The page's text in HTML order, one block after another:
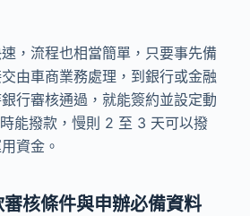
，流程也相當簡單，只要事先備
由車商業務處理，到銀行或金融
行審核通過，就能簽約並設定動
能撥款，慢則 2 至 3 天可以撥
資金。
核條件與申辦必備資料